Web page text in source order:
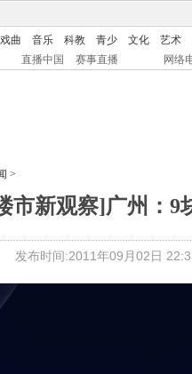
戏曲 音乐 科教 青少 文化
艺术
直播中国 赛事直播 网络
>
市新观察]广州：9
发布时间:2011年09月02日